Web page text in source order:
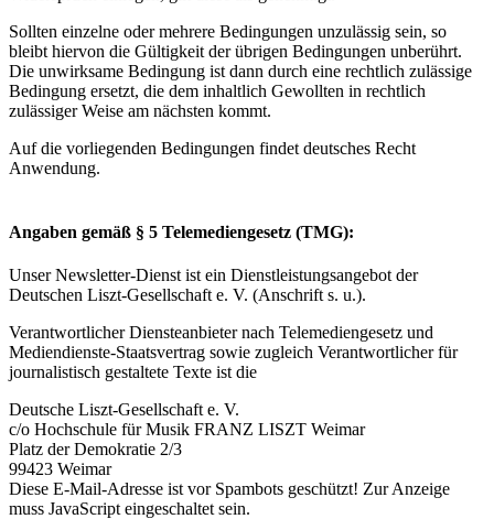
Sollten einzelne oder mehrere Bedingungen unzulässig sein, so
bleibt hiervon die Gültigkeit der übrigen Bedingungen unberührt.
Die unwirksame Bedingung ist dann durch eine rechtlich zulässige
Bedingung ersetzt, die dem inhaltlich Gewollten in rechtlich
zulässiger Weise am nächsten kommt.
Auf die vorliegenden Bedingungen findet deutsches Recht
Anwendung.
Angaben gemäß § 5 Telemediengesetz (TMG):
Unser Newsletter-Dienst ist ein Dienstleistungsangebot der
Deutschen Liszt-Gesellschaft e. V. (Anschrift s. u.).
Verantwortlicher Diensteanbieter nach Telemediengesetz und
Mediendienste-Staatsvertrag sowie zugleich Verantwortlicher für
journalistisch gestaltete Texte ist die
Deutsche Liszt-Gesellschaft e. V.
c/o Hochschule für Musik FRANZ LISZT Weimar
Platz der Demokratie 2/3
99423 Weimar
Diese E-Mail-Adresse ist vor Spambots geschützt! Zur Anzeige
muss JavaScript eingeschaltet sein.